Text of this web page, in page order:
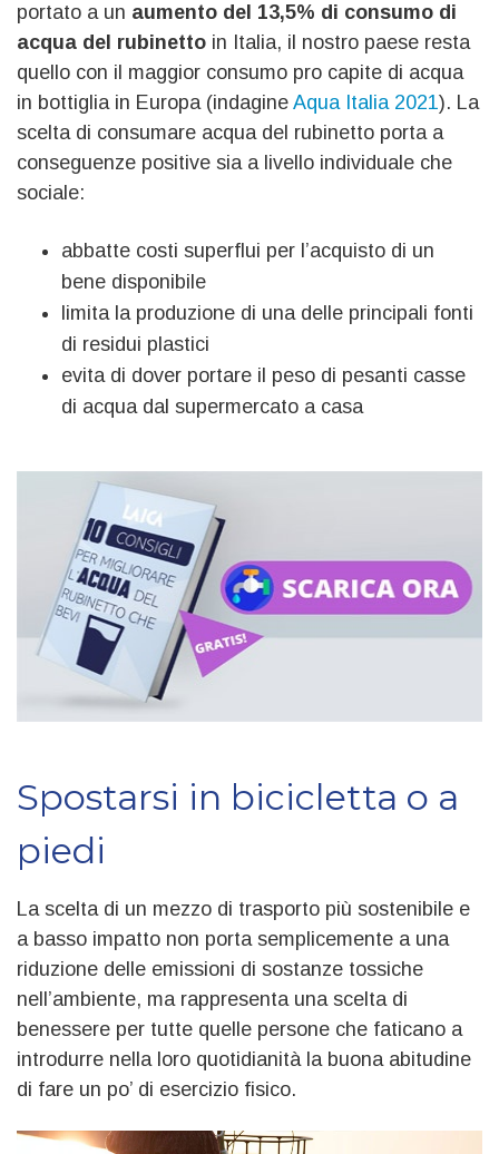
portato a un aumento del 13,5% di consumo di
acqua del rubinetto in Italia, il nostro paese resta
quello con il maggior consumo pro capite di acqua
in bottiglia in Europa (indagine Aqua Italia 2021). La
scelta di consumare acqua del rubinetto porta a
conseguenze positive sia a livello individuale che
sociale:
abbatte costi superflui per l’acquisto di un
bene disponibile
limita la produzione di una delle principali fonti
di residui plastici
evita di dover portare il peso di pesanti casse
di acqua dal supermercato a casa
Spostarsi in bicicletta o a
piedi
La scelta di un mezzo di trasporto più sostenibile e
a basso impatto non porta semplicemente a una
riduzione delle emissioni di sostanze tossiche
nell’ambiente, ma rappresenta una scelta di
benessere per tutte quelle persone che faticano a
introdurre nella loro quotidianità la buona abitudine
di fare un po’ di esercizio fisico.